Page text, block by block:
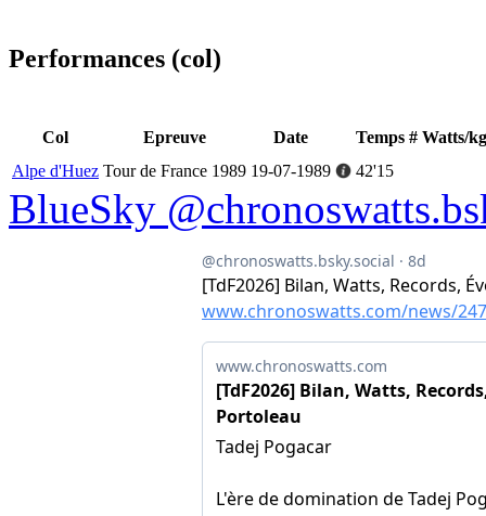
Performances (col)
Col Epreuve Date Temps # Watts/kg
Alpe d'Huez Tour de France 1989 19-07-1989 42'15
BlueSky